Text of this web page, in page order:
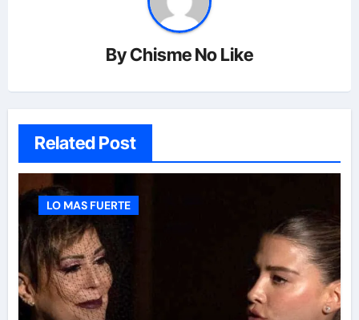
ByChisme No Like
Related Post
LO MAS FUERTE